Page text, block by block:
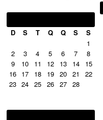
D S T Q Q S
S
1
2
3 4 5 6 7
8
9
10 11 12 13 14
15
16 17 18 19 20 21
22
23 24 25 26 27 28